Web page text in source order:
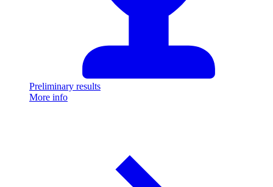
Preliminary results
More info